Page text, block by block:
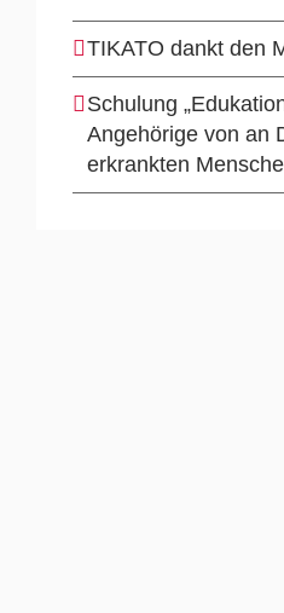
TIKATO dankt den
Schulung
Angehörige von an
erkrankten